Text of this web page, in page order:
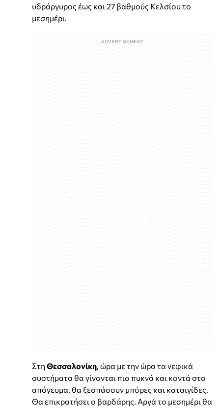
υδράργυρος έως και 27 βαθμούς Κελσίου το
μεσημέρι.
Στη Θεσσαλονίκη, ώρα με την ώρα τα νεφικά
συστήματα θα γίνονται πιο πυκνά και κοντά στο
απόγευμα, θα ξεσπάσουν μπόρες και καταιγίδες.
Θα επικρατήσει ο βαρδάρης. Αργά το μεσημέρι θα